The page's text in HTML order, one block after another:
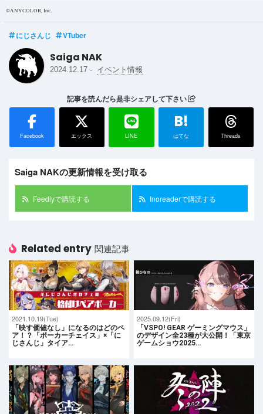
©ANYCOLOR, Inc.
にじさんじ VTuber
Saiga NAK
2024.12.17 - イベント情報
記事を読んだら是非シェアして下さい
Facebook エックス LINE
B!
はてな Threads
Saiga NAKの更新情報を受け取る
Feedlyで購読する Inoreaderで購読する
Related entry 関連記事
2021.10.19(Tue)
「映す価値なし」になるのはどのペ
ア！？「ポーカーチェイス」×「に
じさんじ」タイア…
2025.09.12(Fri)
「VSPO! GEAR ゲーミングマウス」
のデザイン全23種が大公開！「東京
ゲームショウ2025…